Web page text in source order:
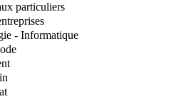
particuliers
- Informatique